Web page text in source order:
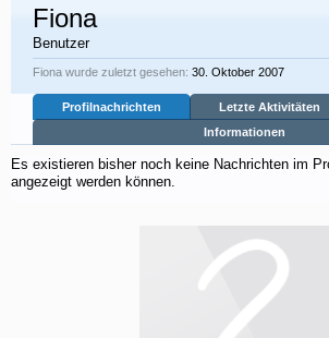
Fiona
Benutzer
Fiona wurde zuletzt gesehen: 30. Oktober 2007
Profilnachrichten Letzte Aktivitäten
Informationen
Es existieren bisher noch keine Nachrichten im
angezeigt werden können.